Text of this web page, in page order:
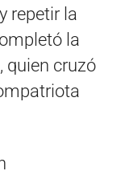
repetir la
la
quien cruzó